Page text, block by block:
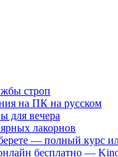
строп
на ПК на русском
для вечера
лакорнов
— полный курс
бесплатно —